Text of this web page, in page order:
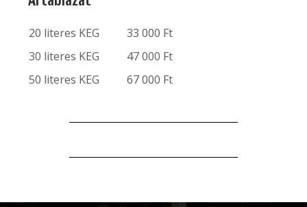
20 literes KEG
33 000 Ft
30 literes KEG
47 000 Ft
50 literes KEG
67 000 Ft